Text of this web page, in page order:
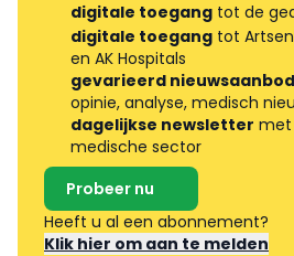
digitale toegang tot de
digitale toegang tot
en AK Hospitals
gevarieerd nieuwsaanbod
opinie, analyse, medisch
dagelijkse newsletter met
medische sector
Probeer nu
Heeft u al een abonnement?
Klik hier om aan te melden